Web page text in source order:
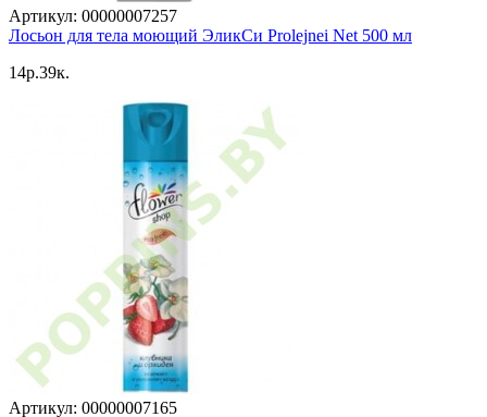
Артикул: 00000007257
Лосьон для тела моющий ЭликСи Prolejnei Net 500 мл
14p.39к.
Артикул: 00000007165